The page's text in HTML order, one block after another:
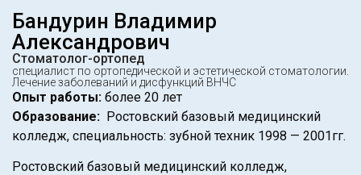
Бандурин Владимир
Александрович
Стоматолог-ортопед
специалист по ортопедической и эстетической стоматологии.
Лечение заболеваний и дисфункций ВНЧС
Опыт работы: более 20 лет
Образование: Ростовский базовый медицинский
колледж, специальность: зубной техник 1998 — 2001гг.
Ростовский базовый медицинский колледж,